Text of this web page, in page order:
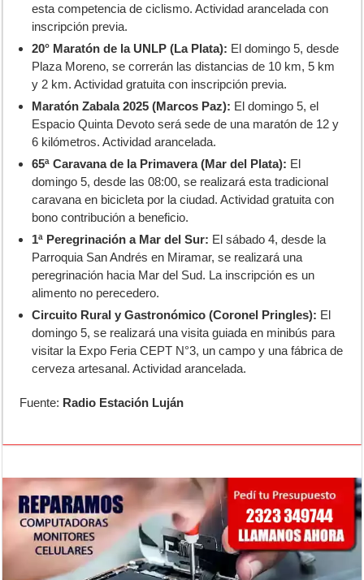
esta competencia de ciclismo. Actividad arancelada con
inscripción previa.
20° Maratón de la UNLP (La Plata): El domingo 5, desde
Plaza Moreno, se correrán las distancias de 10 km, 5 km
y 2 km. Actividad gratuita con inscripción previa.
Maratón Zabala 2025 (Marcos Paz): El domingo 5, el
Espacio Quinta Devoto será sede de una maratón de 12 y
6 kilómetros. Actividad arancelada.
65ª Caravana de la Primavera (Mar del Plata): El
domingo 5, desde las 08:00, se realizará esta tradicional
caravana en bicicleta por la ciudad. Actividad gratuita con
bono contribución a beneficio.
1ª Peregrinación a Mar del Sur: El sábado 4, desde la
Parroquia San Andrés en Miramar, se realizará una
peregrinación hacia Mar del Sud. La inscripción es un
alimento no perecedero.
Circuito Rural y Gastronómico (Coronel Pringles): El
domingo 5, se realizará una visita guiada en minibús para
visitar la Expo Feria CEPT N°3, un campo y una fábrica de
cerveza artesanal. Actividad arancelada.
Fuente: Radio Estación Luján